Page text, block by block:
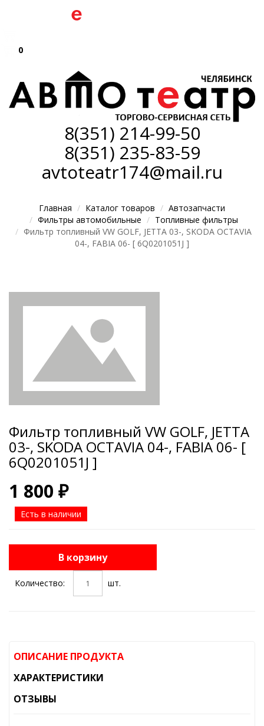
0
8(351) 214-99-50
8(351) 235-83-59
avtoteatr174@mail.ru
Главная Каталог товаров
Автозапчасти
Фильтры автомобильные
Топливные фильтры
Фильтр топливный VW GOLF, JETTA 03-, SKODA OCTAVIA
04-, FABIA 06- [ 6Q0201051J ]
Фильтр топливный VW GOLF, JETTA
03-, SKODA OCTAVIA 04-, FABIA 06- [
6Q0201051J ]
1 800 ₽
Есть в наличии
В корзину
Количество: шт.
ОПИСАНИЕ ПРОДУКТА
ХАРАКТЕРИСТИКИ
ОТЗЫВЫ